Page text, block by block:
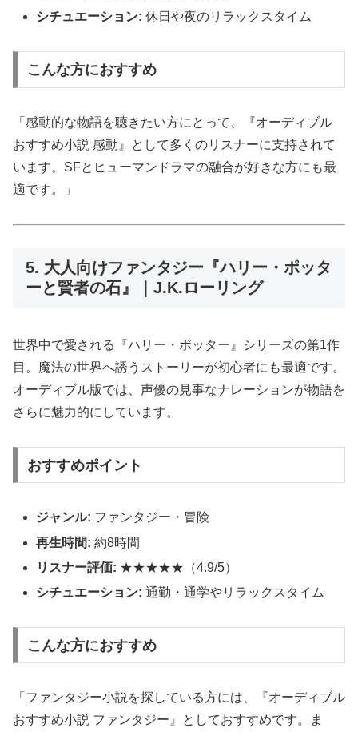
シチュエーション: 休日や夜のリラックスタイム
こんな方におすすめ
「感動的な物語を聴きたい方にとって、『オーディブル
おすすめ小説 感動』として多くのリスナーに支持されて
います。SFとヒューマンドラマの融合が好きな方にも最
適です。」
5. 大人向けファンタジー『ハリー・ポッタ
ーと賢者の石』｜J.K.ローリング
世界中で愛される『ハリー・ポッター』シリーズの第1作
目。魔法の世界へ誘うストーリーが初心者にも最適です。
オーディブル版では、声優の見事なナレーションが物語を
さらに魅力的にしています。
おすすめポイント
ジャンル: ファンタジー・冒険
再生時間: 約8時間
リスナー評価: ★★★★★（4.9/5）
シチュエーション: 通勤・通学やリラックスタイム
こんな方におすすめ
「ファンタジー小説を探している方には、『オーディブル
おすすめ小説 ファンタジー』としておすすめです。ま